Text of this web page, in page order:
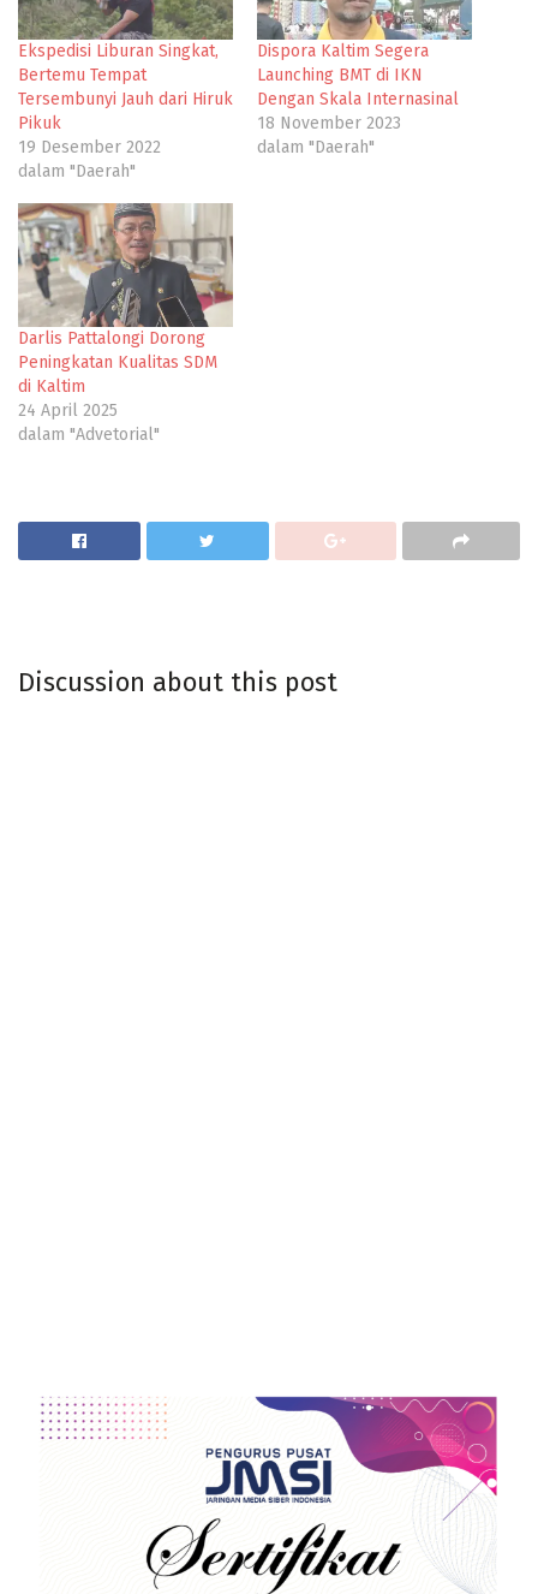
Ekspedisi Liburan Singkat,
Bertemu Tempat
Tersembunyi Jauh dari Hiruk
Pikuk
19 Desember 2022
dalam "Daerah"
Dispora Kaltim Segera
Launching BMT di IKN
Dengan Skala Internasinal
18 November 2023
dalam "Daerah"
Darlis Pattalongi Dorong
Peningkatan Kualitas SDM
di Kaltim
24 April 2025
dalam "Advetorial"
Discussion about this post